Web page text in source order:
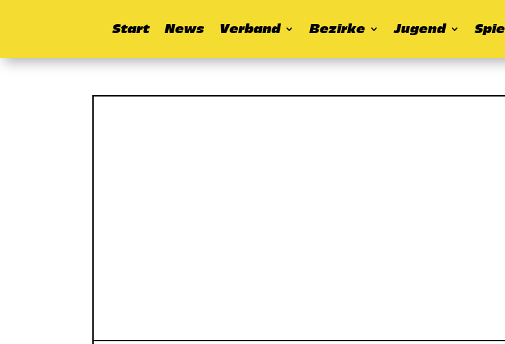
Start News Verband Bezirke Jugend